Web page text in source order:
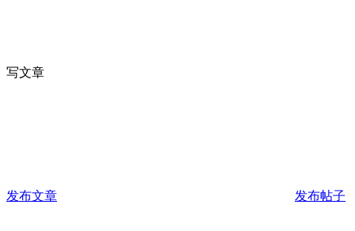
写文章
发布文章 发布帖子